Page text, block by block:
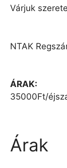
Várjuk
NTAK
ÁRAK:
35000Ft/
Árak